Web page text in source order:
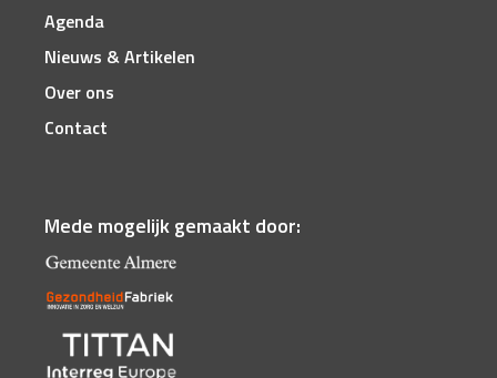
Agenda
Nieuws & Artikelen
Over ons
Contact
Mede mogelijk gemaakt door: